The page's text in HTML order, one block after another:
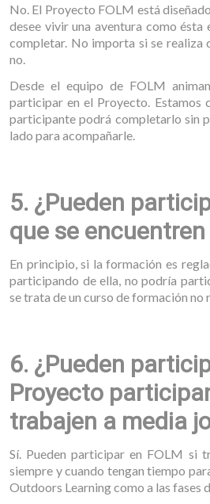
No. El Proyecto FOLM está
desee vivir una aventura como ésta
completar. No importa si se realiza
no.
Desde el equipo de FOLM
participar en el Proyecto. Estamos
participante podrá completarlo sin
lado para acompañarle.
5. ¿Pueden
que se
En principio, si la formación es
participando de ella, no podría
se trata de un curso de formación no
6. ¿Pueden
Proyecto
trabajen a media
Sí. Pueden participar en FOLM si
siempre y cuando tengan tiempo
Outdoors Learning como a las fases